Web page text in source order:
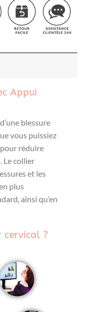
Appui
blessure
vous puissiez
réduire
Le collier
et les
plus
ainsi qu’en
cervical ?